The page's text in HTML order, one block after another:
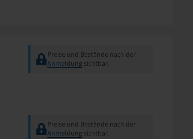
Preise und Bestände nach der
Anmeldungsichtbar.
Preise und Bestände nach der
Anmeldungsichtbar.